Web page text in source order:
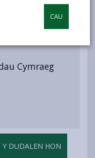
CAU
Cymraeg
Y DUDALEN HON